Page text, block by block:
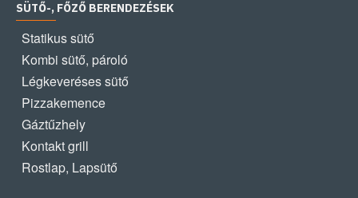
SÜTŐ-, FŐZŐ BERENDEZÉSEK
Statikus sütő
Kombi sütő, pároló
Légkeveréses sütő
Pizzakemence
Gáztűzhely
Kontakt grill
Rostlap, Lapsütő